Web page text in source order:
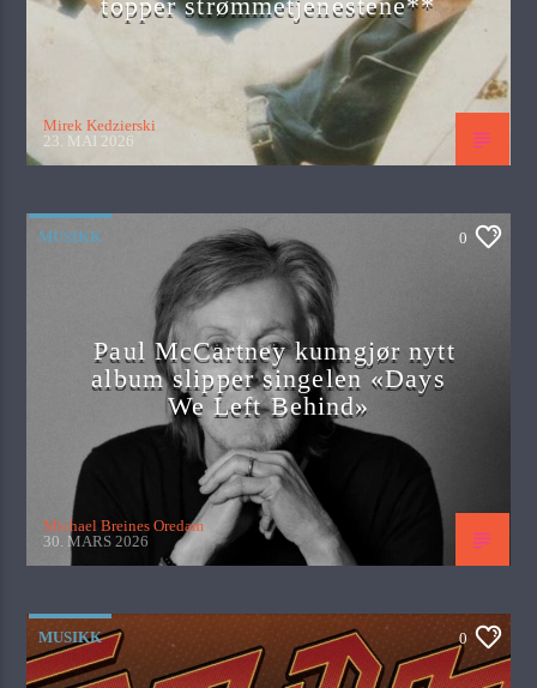
Mirek Kedzierski
23. MAI 2026
MUSIKK 0
Paul McCartney kunngjør nytt
album slipper singelen «Days
We Left Behind»
Michael Breines Oredam
30. MARS 2026
MUSIKK 0